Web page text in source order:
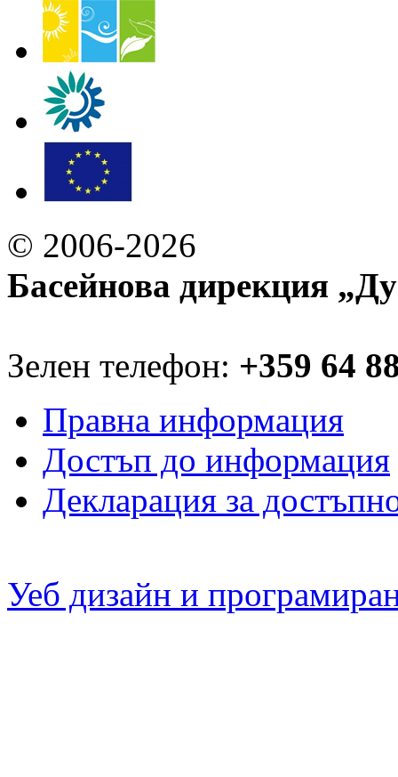
© 2006-2026
Басейнова дирекция
Зелен телефон: +359 64
Правна информация
Достъп до информация
Декларация за
Уеб дизайн и